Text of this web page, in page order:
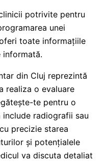
potrivite pentru
unei
toate informațiile
informată.
din Cluj reprezintă
realiza o evaluare
te pentru o
radiografii sau
precizie starea
și potențialele
va discuta detaliat